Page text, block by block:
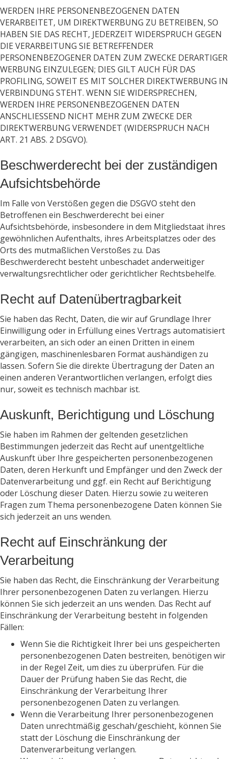
WERDEN IHRE PERSONENBEZOGENEN DATEN
VERARBEITET, UM DIREKTWERBUNG ZU BETREIBEN, SO
HABEN SIE DAS RECHT, JEDERZEIT WIDERSPRUCH GEGEN
DIE VERARBEITUNG SIE BETREFFENDER
PERSONENBEZOGENER DATEN ZUM ZWECKE DERARTIGER
WERBUNG EINZULEGEN; DIES GILT AUCH FÜR DAS
PROFILING, SOWEIT ES MIT SOLCHER DIREKTWERBUNG IN
VERBINDUNG STEHT. WENN SIE WIDERSPRECHEN,
WERDEN IHRE PERSONENBEZOGENEN DATEN
ANSCHLIESSEND NICHT MEHR ZUM ZWECKE DER
DIREKTWERBUNG VERWENDET (WIDERSPRUCH NACH
ART. 21 ABS. 2 DSGVO).
Beschwerde­recht bei der zuständigen
Aufsichts­behörde
Im Falle von Verstößen gegen die DSGVO steht den
Betroffenen ein Beschwerderecht bei einer
Aufsichtsbehörde, insbesondere in dem Mitgliedstaat ihres
gewöhnlichen Aufenthalts, ihres Arbeitsplatzes oder des
Orts des mutmaßlichen Verstoßes zu. Das
Beschwerderecht besteht unbeschadet anderweitiger
verwaltungsrechtlicher oder gerichtlicher Rechtsbehelfe.
Recht auf Daten­übertrag­barkeit
Sie haben das Recht, Daten, die wir auf Grundlage Ihrer
Einwilligung oder in Erfüllung eines Vertrags automatisiert
verarbeiten, an sich oder an einen Dritten in einem
gängigen, maschinenlesbaren Format aushändigen zu
lassen. Sofern Sie die direkte Übertragung der Daten an
einen anderen Verantwortlichen verlangen, erfolgt dies
nur, soweit es technisch machbar ist.
Auskunft, Berichtigung und Löschung
Sie haben im Rahmen der geltenden gesetzlichen
Bestimmungen jederzeit das Recht auf unentgeltliche
Auskunft über Ihre gespeicherten personenbezogenen
Daten, deren Herkunft und Empfänger und den Zweck der
Datenverarbeitung und ggf. ein Recht auf Berichtigung
oder Löschung dieser Daten. Hierzu sowie zu weiteren
Fragen zum Thema personenbezogene Daten können Sie
sich jederzeit an uns wenden.
Recht auf Einschränkung der
Verarbeitung
Sie haben das Recht, die Einschränkung der Verarbeitung
Ihrer personenbezogenen Daten zu verlangen. Hierzu
können Sie sich jederzeit an uns wenden. Das Recht auf
Einschränkung der Verarbeitung besteht in folgenden
Fällen:
Wenn Sie die Richtigkeit Ihrer bei uns gespeicherten
personenbezogenen Daten bestreiten, benötigen wir
in der Regel Zeit, um dies zu überprüfen. Für die
Dauer der Prüfung haben Sie das Recht, die
Einschränkung der Verarbeitung Ihrer
personenbezogenen Daten zu verlangen.
Wenn die Verarbeitung Ihrer personenbezogenen
Daten unrechtmäßig geschah/geschieht, können Sie
statt der Löschung die Einschränkung der
Datenverarbeitung verlangen.